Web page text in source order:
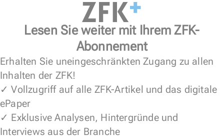
Lesen Sie weiter mit Ihrem ZFK-
Abonnement
Erhalten Sie uneingeschränkten Zugang zu allen
Inhalten der ZFK!
✓ Vollzugriff auf alle ZFK-Artikel und das digitale
ePaper
✓ Exklusive Analysen, Hintergründe und
Interviews aus der Branche